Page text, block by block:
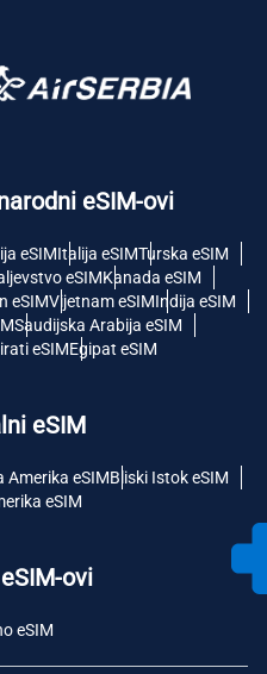
eSIM-ovi
eSIMItalija eSIMTurska eSIM
eSIMKanada eSIM
eSIMVijetnam eSIMIndija eSIM
Saudijska Arabija eSIM
eSIMEgipat eSIM
eSIM
Amerika eSIMBliski Istok eSIM
eSIM
ovi
eSIM